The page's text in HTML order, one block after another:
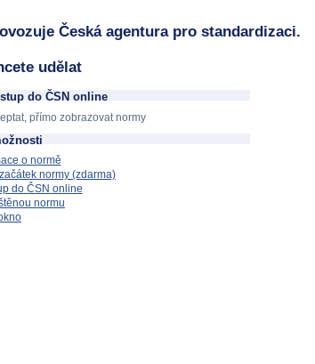
Česká agentura pro standardizaci.
udělat
do ČSN online
přímo zobrazovat normy
o normě
normy (zdarma)
do ČSN online
normu